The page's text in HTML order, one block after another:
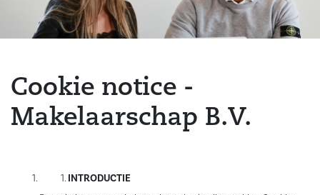
Cookie notice -
Makelaarschap B.V.
INTRODUCTIE